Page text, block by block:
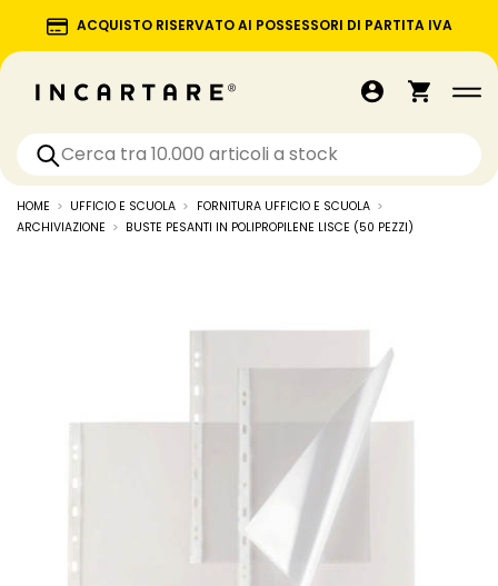
ACQUISTO RISERVATO AI POSSESSORI DI PARTITA IVA
HOME UFFICIO E SCUOLA
FORNITURA UFFICIO E SCUOLA
ARCHIVIAZIONE
BUSTE PESANTI IN POLIPROPILENE LISCE (50 PEZZI)